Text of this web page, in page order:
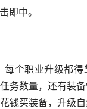
即中。
个职业升级都得
务数量，还有装
钱买装备，升级